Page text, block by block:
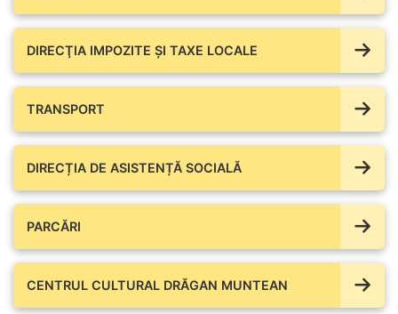
DIRECŢIA IMPOZITE ŞI TAXE LOCALE
TRANSPORT
DIRECȚIA DE ASISTENȚĂ SOCIALĂ
PARCĂRI
CENTRUL CULTURAL DRĂGAN MUNTEAN